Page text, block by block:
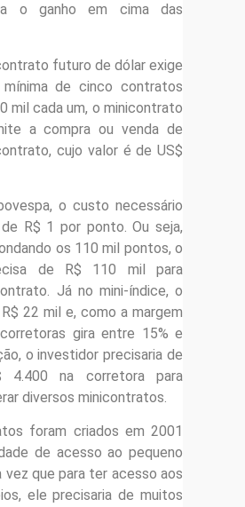
o ganho em cima das
futuro de dólar exige
de cinco contratos
mil cada um, o minicontrato
a compra ou venda de
cujo valor é de US$
o custo necessário
R$ 1 por ponto. Ou seja,
os 110 mil pontos, o
de R$ 110 mil para
Já no mini-índice, o
22 mil e, como a margem
gira entre 15% e
o investidor precisaria de
4.400 na corretora para
diversos minicontratos.
foram criados em 2001
de acesso ao pequeno
vez que para ter acesso aos
ele precisaria de muitos